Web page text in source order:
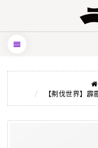
【刜伐世界】